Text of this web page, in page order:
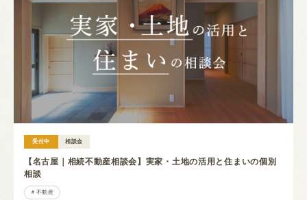
受付中 相談会
【名古屋｜相続不動産相談会】実家・土地の活用と住まいの個別
相談
不動産